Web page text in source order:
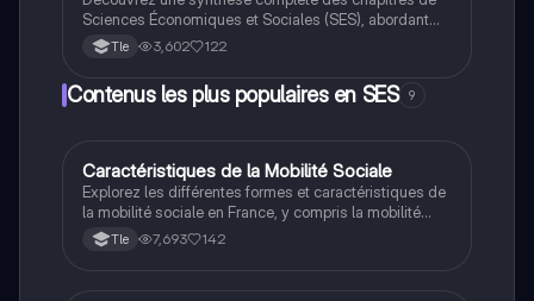
Sciences Économiques et Sociales (SES), abordant
des thèmes clés tels que la mobilité sociale, les
inégalités de richesse, les politiques économiques
présente les éléments essentiels à retenir pour une
sociale et de structure sociale. Idéal pour les
étudiants préparant leurs examens.
Tle 3,602 122
Contenus les plus populaires en SES 9
SES
Caractéristiques de la Mobilité Sociale
Explorez les différentes formes et caractéristiques de
la mobilité sociale en France, y compris la mobilité
structurelle et la fluidité sociale. Cette fiche présente
les trajectoires de mobilité ascendante, descendante
Tle 7,693 142